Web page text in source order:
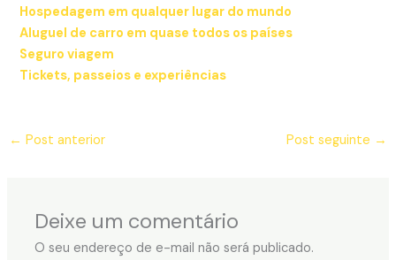
Hospedagem em qualquer lugar do mundo
Aluguel de carro em quase todos os países
Seguro viagem
Tickets, passeios e experiências
← Post anterior Post seguinte →
Deixe um comentário
O seu endereço de e-mail não será publicado.